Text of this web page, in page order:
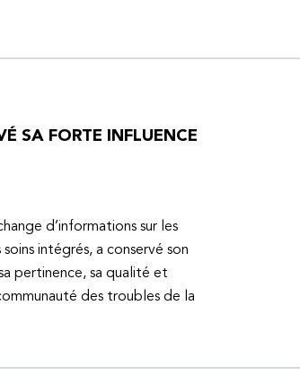
SA FORTE INFLUENCE
d’informations sur les
intégrés, a conservé son
pertinence, sa qualité et
des troubles de la